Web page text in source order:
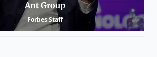
Ant Group
Forbes Staff